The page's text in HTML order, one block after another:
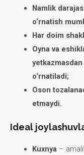
Namlik
o‘rnatish
Har doim
Oyna va
o‘rnatiladi;
Oson
etmaydi.
Ideal
Kuxnya–